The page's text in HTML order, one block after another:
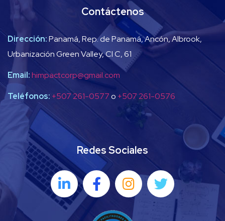
Contáctenos
Dirección:Panamá, Rep. de Panamá, Ancón, Albrook,
Urbanización Green Valley, Cl C, 61
Email:himpactcorp@gmail.com
Teléfonos: +507 261-0577o +507 261-0576
Redes Sociales